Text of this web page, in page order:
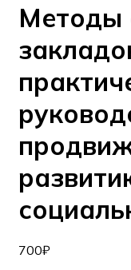
Методы
700₽